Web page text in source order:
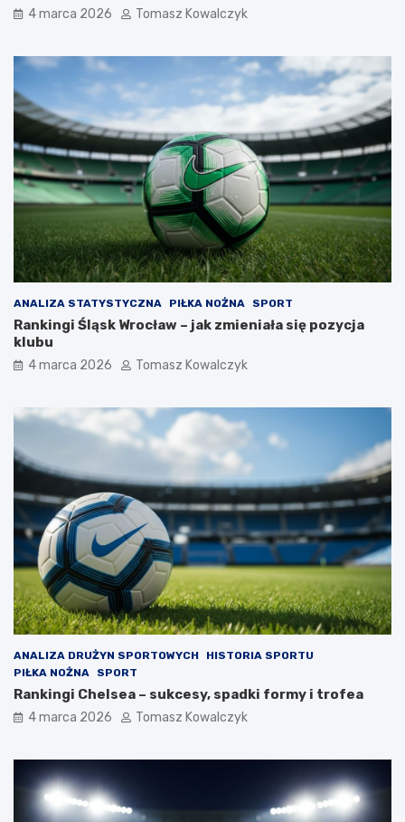
4 marca 2026 Tomasz Kowalczyk
ANALIZA STATYSTYCZNA PIŁKA NOŻNA SPORT
Rankingi Śląsk Wrocław – jak zmieniała się pozycja
klubu
4 marca 2026 Tomasz Kowalczyk
ANALIZA DRUŻYN SPORTOWYCH
HISTORIA SPORTU
PIŁKA NOŻNA
SPORT
Rankingi Chelsea – sukcesy, spadki formy i trofea
4 marca 2026 Tomasz Kowalczyk